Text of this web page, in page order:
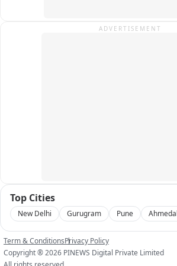
अस्पताल रेफर कर दिया। परिजनों का आरोप है
बाइट- डा. रंजन गौतम, सीएमओ, बाराबंकी。
ADVERTISEMENT
Top Cities
New Delhi Gurugram Pune
Term & ConditionsPrivacy Policy
Copyright ®2026 PINEWS Digital Private Limited